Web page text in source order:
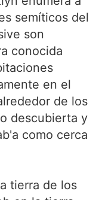
semíticos del
son
conocida
en el
de los
descubierta y
como cerca
tierra de los